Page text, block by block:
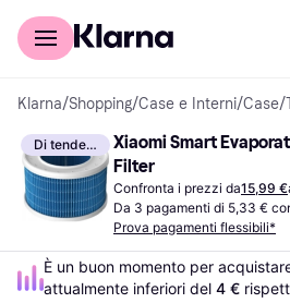
Per il tuo shopping
Klarna/Shopping/Case e Interni/Case/
Di tendenza
Xiaomi Smart
Filter
Confronta i prezzi da15,99 €
Da 3 pagamenti di 5,33 €
Prova pagamenti flessibili*
È un buon momento per
attualmente inferiori del 4 €